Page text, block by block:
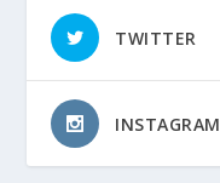
TWITTER
INSTAGRAM